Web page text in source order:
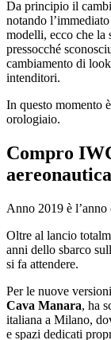
Da principio il
notando
modelli, ecco che la
pressocché
cambiamento di
intenditori.
In questo momento
orologiaio.
Compro
aereonautica
Anno 2019 è
Oltre al lancio
anni dello sbarco
si fa attendere.
Per le nuove
Cava Manara, ha
italiana a Milano,
e spazi dedicati